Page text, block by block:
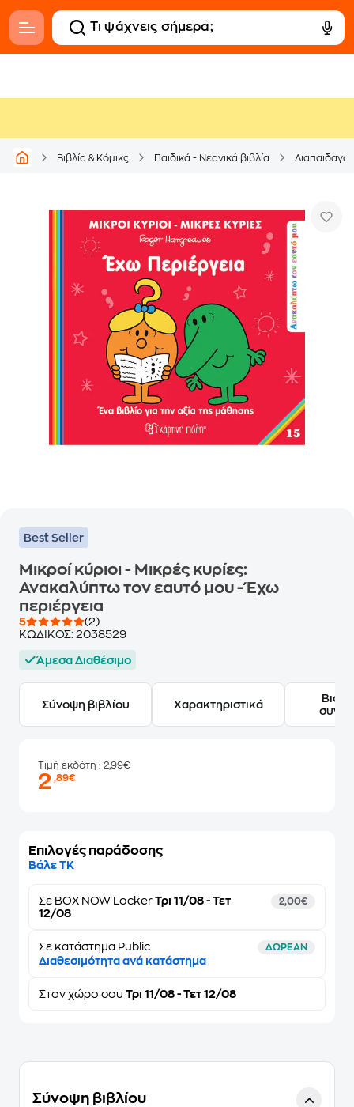
Βιβλία & Κόμικς Παιδικά - Νεανικά βιβλία
Best Seller
Μικροί κύριοι - Μικρές κυρίες:
Ανακαλύπτω τον εαυτό μου - Έχω
περιέργεια
5
(2)
ΚΩΔΙΚΟΣ: 2038529
Άμεσα Διαθέσιμο
Σύνοψη βιβλίου Χαρακτηριστικά
Τιμή εκδότη : 2,99€
2,89€
Επιλογές παράδοσης
Βάλε ΤΚ
Σε BOX NOW Locker Τρι 11/08 - Τετ
12/08
2,00€
Σε κατάστημα Public ΔΩΡΕΑΝ
Διαθεσιμότητα ανά κατάστημα
Στον χώρο σου Τρι 11/08 - Τετ 12/08
Σύνοψη βιβλίου